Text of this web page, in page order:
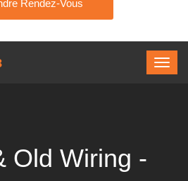
Rendez-Vous
Old Wiring -